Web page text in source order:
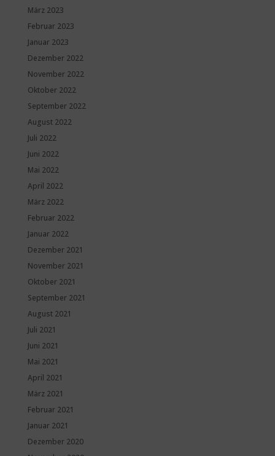
März 2023
Februar 2023
Januar 2023
Dezember 2022
November 2022
Oktober 2022
September 2022
August 2022
Juli 2022
Juni 2022
Mai 2022
April 2022
März 2022
Februar 2022
Januar 2022
Dezember 2021
November 2021
Oktober 2021
September 2021
August 2021
Juli 2021
Juni 2021
Mai 2021
April 2021
März 2021
Februar 2021
Januar 2021
Dezember 2020